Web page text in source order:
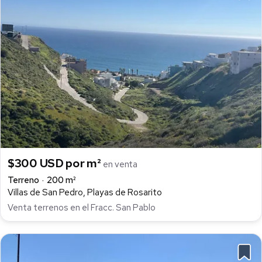
$300 USD por m² en venta
Terreno
200 m²
Villas de San Pedro, Playas de Rosarito
Venta terrenos en el Fracc. San Pablo